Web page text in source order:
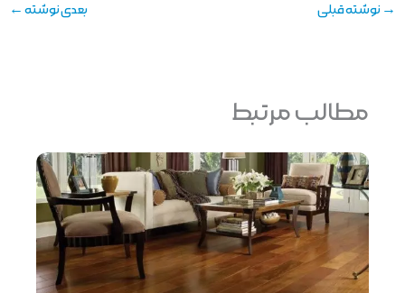
→ نوشته قبلی بعدی نوشته ←
مطالب مرتبط